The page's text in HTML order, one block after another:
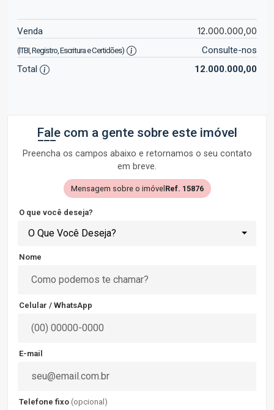
Venda 12.000.000,00
(ITBI, Registro, Escritura e Certidões)
Consulte-nos
Total
12.000.000,00
Fale com a gente sobre este imóvel
Preencha os campos abaixo e retornamos o seu contato
em breve.
Mensagem sobre o imóvelRef. 15876
O que você deseja?
O Que Você Deseja?
Nome
Celular / WhatsApp
E-mail
Telefone fixo (opcional)